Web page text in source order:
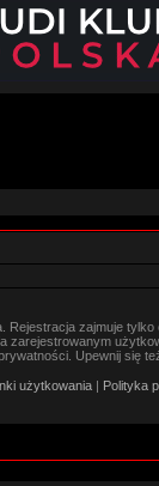
zajmuje
zarejestrowanym
Upewnij się
użytkowania| Polityka